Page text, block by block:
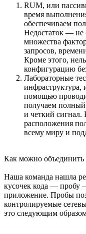
RUM, или
время
обеспечиваем
Недостаток — не
множества
запросов,
Кроме этого,
конфигурацию
Лабораторные
помощью
получаем полный
и четкий сигнал.
расположения
всему миру и
Как можно объединить
Наша команда нашла
кусочек кода — пробу
приложение. Пробы
контролируемые
это следующим